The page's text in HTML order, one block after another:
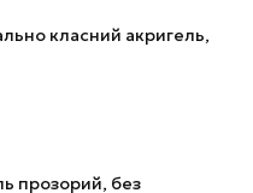
класний акригель,
прозорий, без